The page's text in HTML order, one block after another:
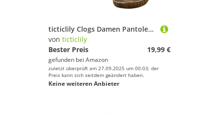
ticticlily Clogs Damen Pantoletten Clogs Sommer Hausschuhe Atmungsaktiv Strand Sandalen Schuhe Bequem Plateau Sandalen Outdoor Pantoletten rutschfest Gartenschuhe B Rot 40 EU
von ticticlily
Bester Preis
19,99 €
gefunden bei Amazon
zuletzt überprüft am 27.09.2025 um 00:03; der
Preis kann sich seitdem geändert haben.
Keine weiteren Anbieter